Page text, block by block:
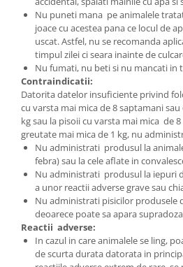
Nu puneti mana pe animalele
joace cu acestea pana ce locul de
uscat. Astfel, nu se recomanda
timpul zilei ci seara inainte de
Nu fumati, nu beti si nu mancati in
Contraindicatii:
Datorita datelor insuficiente privind
cu varsta mai mica de 8 saptamani
kg sau la pisoii cu varsta mai mica de
greutate mai mica de 1 kg, nu
Nu administrati produsul la
febra) sau la cele aflate in
Nu administrati produsul la iepuri
a unor reactii adverse grave sau
Nu administrati pisicilor produsele
deoarece poate sa apara
Reactii adverse:
In cazul in care animalele se ling,
de scurta durata datorata in